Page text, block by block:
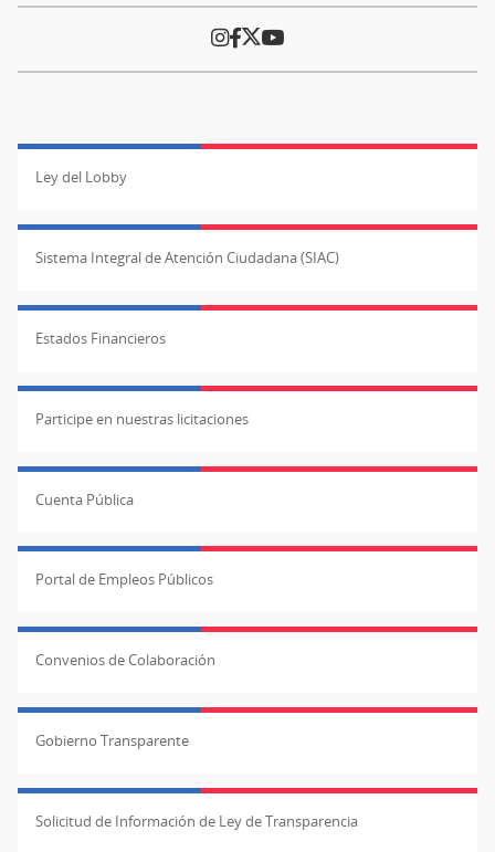
Ley del Lobby
Sistema Integral de Atención Ciudadana (SIAC)
Estados Financieros
Participe en nuestras licitaciones
Cuenta Pública
Portal de Empleos Públicos
Convenios de Colaboración
Gobierno Transparente
Solicitud de Información de Ley de Transparencia